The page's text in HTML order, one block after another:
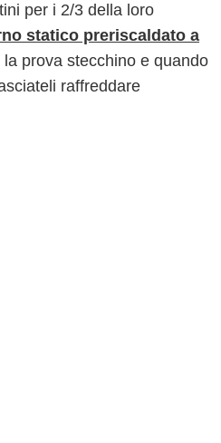
per i 2/3 della loro
statico preriscaldato a
la prova stecchino e quando
raffreddare